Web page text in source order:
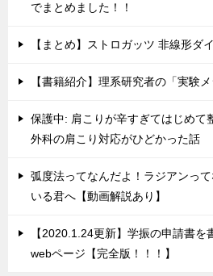
でまとめました！！
【まとめ】ストロガッツ 非線形ダ
【書籍紹介】理系研究者の「実験メ
保護中: 肩こりが辛すぎてはじめて
外科の肩こり対応がひどかった話
弧度法ってなんだよ！ラジアンっ
いる君へ【動画解説あり】
【2020.1.24更新】学振の申請書
webページ【完全版！！！】